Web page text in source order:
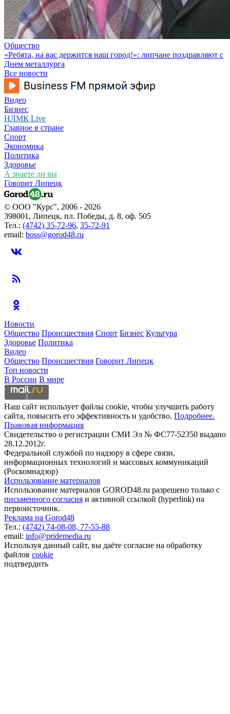
Общество
«Ребята, на вас держится наш город!»: липчане поздравляют с
Днем металлурга
Все новости
Видео
Бизнес
НЛМК Live
Главное в стране
Спорт
Экономика
Политика
Здоровье
А знаете ли вы
Говорит Липецк
© ООО "Курс", 2006 - 2026
398001, Липецк, пл. Победы, д. 8, оф. 505
Тел.: (4742) 35-72-96, 35-72-91
email: boss@gorod48.ru
Новости
Общество Происшествия Спорт Бизнес Культура
Здоровье Политика
Видео
Общество Происшествия Говорит Липецк
Топ новости
В России В мире
Наш сайт использует файлы cookie, чтобы улучшить работу
сайта, повысить его эффективность и удобство. Подробнее.
Правовая информация
Свидетельство о регистрации СМИ Эл № ФС77-52350 выдано
28.12.2012г.
Федеральной службой по надзору в сфере связи,
информационных технологий и массовых коммуникаций
(Роскомнадзор)
Использование материалов
Использование материалов GOROD48.ru разрешено только с
письменного согласия и активной ссылкой (hyperlink) на
первоисточник.
Реклама на Gorod48
Тел.: (4742) 74-08-08, 77-55-88
email: info@pridemedia.ru
Используя данный сайт, вы даёте согласие на обработку
файлов cookie
подтвердить